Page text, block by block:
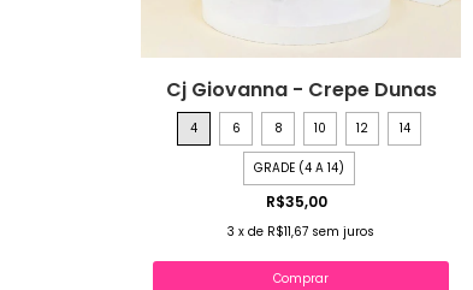
Cj Giovanna - Crepe Dunas
4 6 8 10 12 14
GRADE (4 A 14)
R$35,00
3 xde R$11,67 sem juros
Comprar